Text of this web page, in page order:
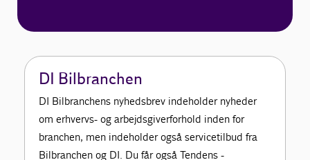
DI Bilbranchen
DI Bilbranchens nyhedsbrev indeholder nyheder
om erhvervs- og arbejdsgiverforhold inden for
branchen, men indeholder også servicetilbud fra
Bilbranchen og DI. Du får også Tendens -